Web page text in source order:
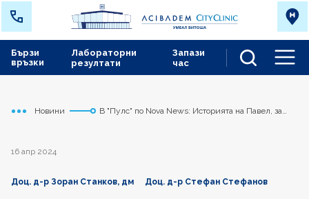
Лабораторни
резултати
Запази
час
Бързи
връзки
Начало
Сърдечно съдов център
Новини
В "Пулс" по Nova News: Историята на Павел, за
16 апр 2024
Доц. д-р Зоран Станков, дм Доц. д-р Стефан Стефанов